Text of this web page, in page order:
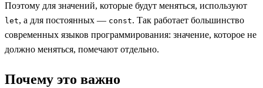
Поэтому для значений, которые будут меняться, используют
let, а для постоянных — const. Так работает большинство
современных языков программирования: значение, которое не
должно меняться, помечают отдельно.
Почему это важно